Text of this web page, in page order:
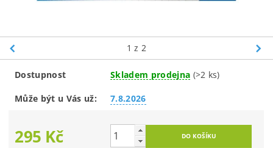
1 z 2
Dostupnost Skladem prodejna (>2 ks)
Může být u Vás už: 7.8.2026
295 Kč